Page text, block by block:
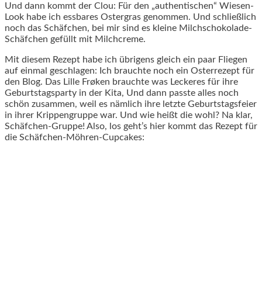
Und dann kommt der Clou: Für den „authentischen“ Wiesen-
Look habe ich essbares Ostergras genommen. Und schließlich
noch das Schäfchen, bei mir sind es kleine Milchschokolade-
Schäfchen gefüllt mit Milchcreme.
Mit diesem Rezept habe ich übrigens gleich ein paar Fliegen
auf einmal geschlagen: Ich brauchte noch ein Osterrezept für
den Blog. Das Lille Frøken brauchte was Leckeres für ihre
Geburtstagsparty in der Kita, Und dann passte alles noch
schön zusammen, weil es nämlich ihre letzte Geburtstagsfeier
in ihrer Krippengruppe war. Und wie heißt die wohl? Na klar,
Schäfchen-Gruppe! Also, los geht’s hier kommt das Rezept für
die Schäfchen-Möhren-Cupcakes: